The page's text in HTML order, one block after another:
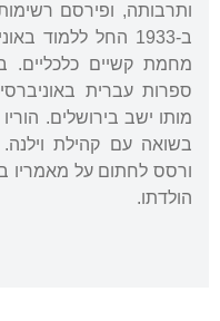
ותרבותה, ופירסם רשימות
ב-1933 החל ללמוד
ספרות עברית
מותו ישב בירושלים.
בשואה עם קהילת
ורסס לחתום על מאמריו
הולדתו.